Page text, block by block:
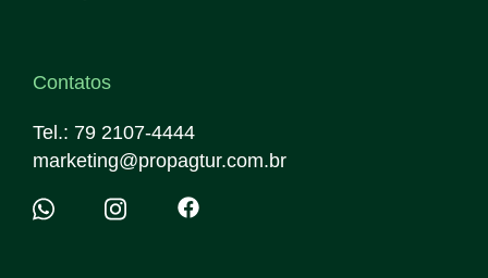
Contatos
Tel.: 79 2107-4444
marketing@propagtur.com.br